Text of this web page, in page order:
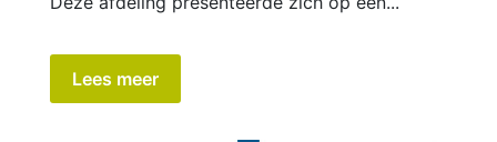
Lees meer